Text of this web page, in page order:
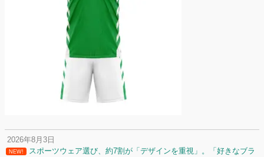
2026年8月3日
NEW!
スポーツウェア選び、約7割が「デザインを重視」。「好きなブラ